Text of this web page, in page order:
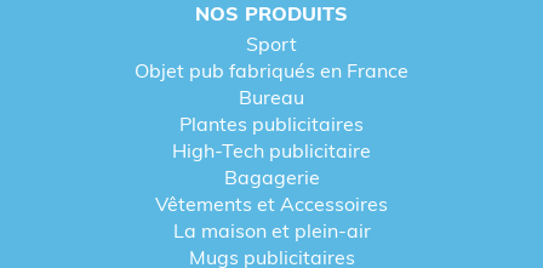
NOS PRODUITS
Sport
Objet pub fabriqués en France
Bureau
Plantes publicitaires
High-Tech publicitaire
Bagagerie
Vêtements et Accessoires
La maison et plein-air
Mugs publicitaires